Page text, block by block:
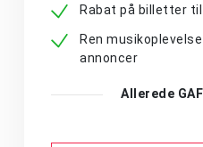
Rabat på billetter
Ren
annoncer
Allerede